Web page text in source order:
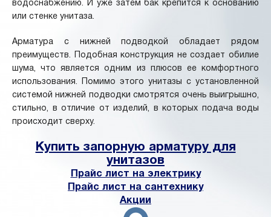
водоснабжению. И уже затем бак крепится к основанию
или стенке унитаза.
Арматура с нижней подводкой обладает рядом
преимуществ. Подобная конструкция не создает обилие
шума, что является одним из плюсов ее комфортного
использования. Помимо этого унитазы с установленной
системой нижней подводки смотрятся очень выигрышно,
стильно, в отличие от изделий, в которых подача воды
происходит сверху.
Купить запорную арматуру для
унитазов
Прайс лист на электрику
Прайс лист на сантехнику
Акции